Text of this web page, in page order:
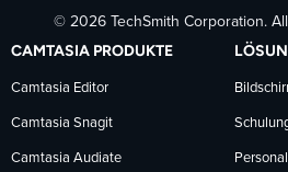
auf
© 2026 TechSmith Corporation.
CAMTASIA PRODUKTE
Camtasia Editor
Camtasia Snagit
Camtasia Audiate